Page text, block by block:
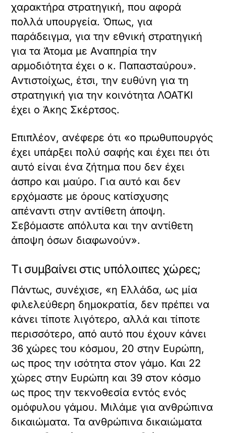
χαρακτήρα στρατηγική, που αφορά
πολλά υπουργεία. Όπως, για
παράδειγμα, για την εθνική στρατηγική
για τα Άτομα με Αναπηρία την
αρμοδιότητα έχει ο κ. Παπασταύρου».
Αντιστοίχως, έτσι, την ευθύνη για τη
στρατηγική για την κοινότητα ΛΟΑΤΚΙ
έχει ο Άκης Σκέρτσος.
Επιπλέον, ανέφερε ότι «ο πρωθυπουργός
έχει υπάρξει πολύ σαφής και έχει πει ότι
αυτό είναι ένα ζήτημα που δεν έχει
άσπρο και μαύρο. Για αυτό και δεν
ερχόμαστε με όρους κατίσχυσης
απέναντι στην αντίθετη άποψη.
Σεβόμαστε απόλυτα και την αντίθετη
άποψη όσων διαφωνούν».
Τι συμβαίνει στις υπόλοιπες χώρες;
Πάντως, συνέχισε, «η Ελλάδα, ως μία
φιλελεύθερη δημοκρατία, δεν πρέπει να
κάνει τίποτε λιγότερο, αλλά και τίποτε
περισσότερο, από αυτό που έχουν κάνει
36 χώρες του κόσμου, 20 στην Ευρώπη,
ως προς την ισότητα στον γάμο. Και 22
χώρες στην Ευρώπη και 39 στον κόσμο
ως προς την τεκνοθεσία εντός ενός
ομόφυλου γάμου. Μιλάμε για ανθρώπινα
δικαιώματα. Τα ανθρώπινα δικαιώματα